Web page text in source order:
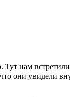
нам
они увидели